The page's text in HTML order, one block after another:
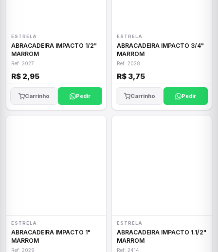
ESTRELA
ABRACADEIRA IMPACTO 1/2"
MARROM
Ref: 2027
R$ 2,95
Carrinho Pedir
ESTRELA
ABRACADEIRA IMPACTO 3/4"
MARROM
Ref: 2028
R$ 3,75
Carrinho Pedir
ESTRELA
ABRACADEIRA IMPACTO 1"
MARROM
Ref: 2029
ESTRELA
ABRACADEIRA IMPACTO 1.1/2"
MARROM
Ref: 2414